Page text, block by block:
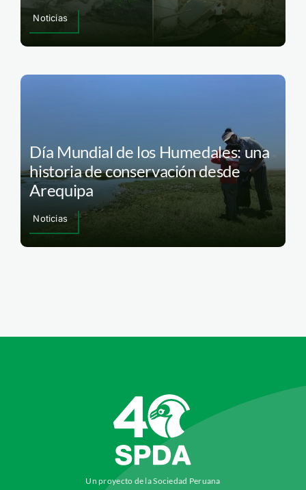
Noticias
Día Mundial de los Humedales: una
historia de conservación desde
Arequipa
Noticias
Un proyecto de la Sociedad Peruana